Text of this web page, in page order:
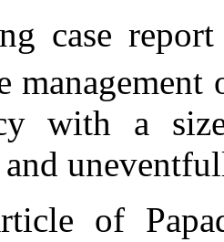
case
with a
of